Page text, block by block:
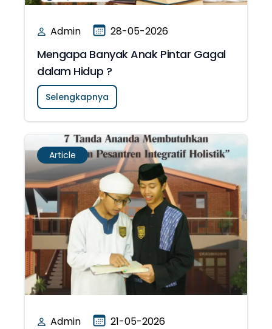
Admin 28-05-2026
Mengapa Banyak Anak Pintar Gagal
dalam Hidup ?
Selengkapnya
Article
Admin 21-05-2026